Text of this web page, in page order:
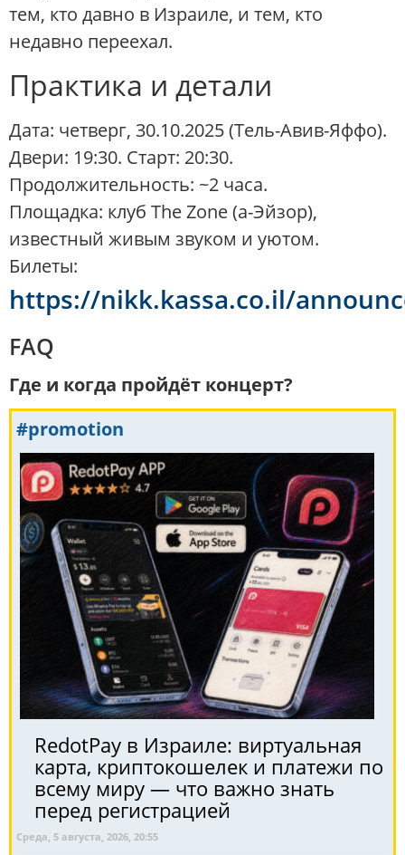
тем, кто давно в Израиле, и тем, кто
недавно переехал.
Практика и детали
Дата: четверг, 30.10.2025 (Тель-Авив-Яффо).
Двери: 19:30. Старт: 20:30.
Продолжительность: ~2 часа.
Площадка: клуб The Zone (а-Эйзор),
известный живым звуком и уютом.
Билеты:
https://nikk.kassa.co.il/
FAQ
Где и когда пройдёт концерт?
#promotion
RedotPay в Израиле: виртуальная
карта, криптокошелек и платежи по
всему миру — что важно знать
перед регистрацией
Среда, 5 августа, 2026, 20:55